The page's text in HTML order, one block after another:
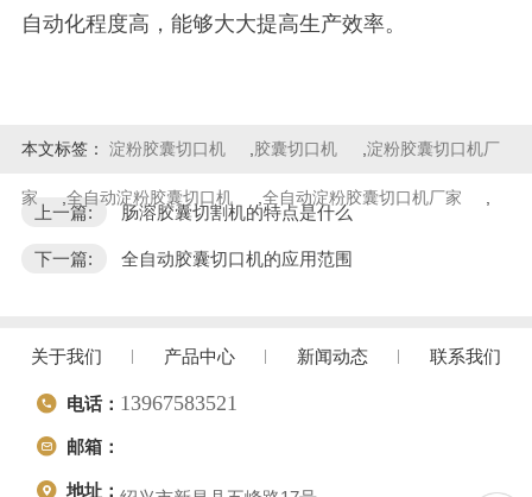
自动化程度高，能够大大提高生产效率。
本文标签： 淀粉胶囊切口机 胶囊切口机 淀粉胶囊切口机厂
家 ,全自动淀粉胶囊切口机 全自动淀粉胶囊切口机厂家
上一篇: 肠溶胶囊切割机的特点是什么
下一篇: 全自动胶囊切口机的应用范围
关于我们 产品中心 新闻动态 联系我们
电话： 13967583521
邮箱：
地址：